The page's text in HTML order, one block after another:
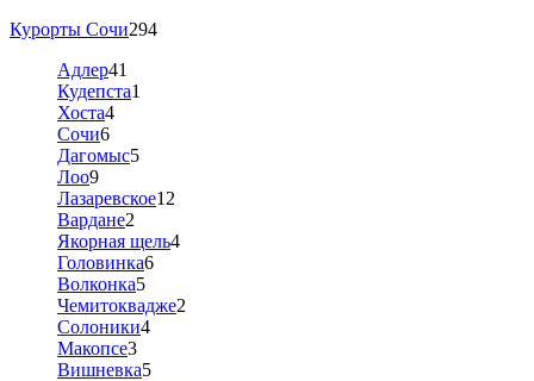
Курорты Сочи294
Адлер41
Кудепста1
Хоста4
Сочи6
Дагомыс5
Лоо9
Лазаревское12
Вардане2
Якорная щель4
Головинка6
Волконка5
Чемитоквадже2
Солоники4
Макопсе3
Вишневка5